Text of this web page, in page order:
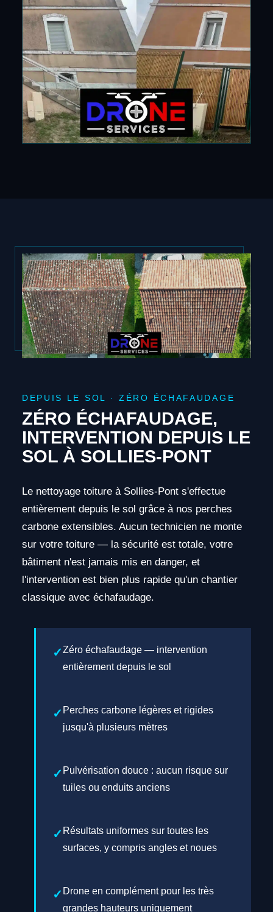
DEPUIS LE SOL · ZÉRO ÉCHAFAUDAGE
ZÉRO ÉCHAFAUDAGE,
INTERVENTION DEPUIS LE
SOL À SOLLIES-PONT
Le nettoyage toiture à Sollies-Pont s'effectue
entièrement depuis le sol grâce à nos perches
carbone extensibles. Aucun technicien ne monte
sur votre toiture — la sécurité est totale, votre
bâtiment n'est jamais mis en danger, et
l'intervention est bien plus rapide qu'un chantier
classique avec échafaudage.
Zéro échafaudage — intervention
entièrement depuis le sol
Perches carbone légères et rigides
jusqu'à plusieurs mètres
Pulvérisation douce : aucun risque sur
tuiles ou enduits anciens
Résultats uniformes sur toutes les
surfaces, y compris angles et noues
Drone en complément pour les très
grandes hauteurs uniquement